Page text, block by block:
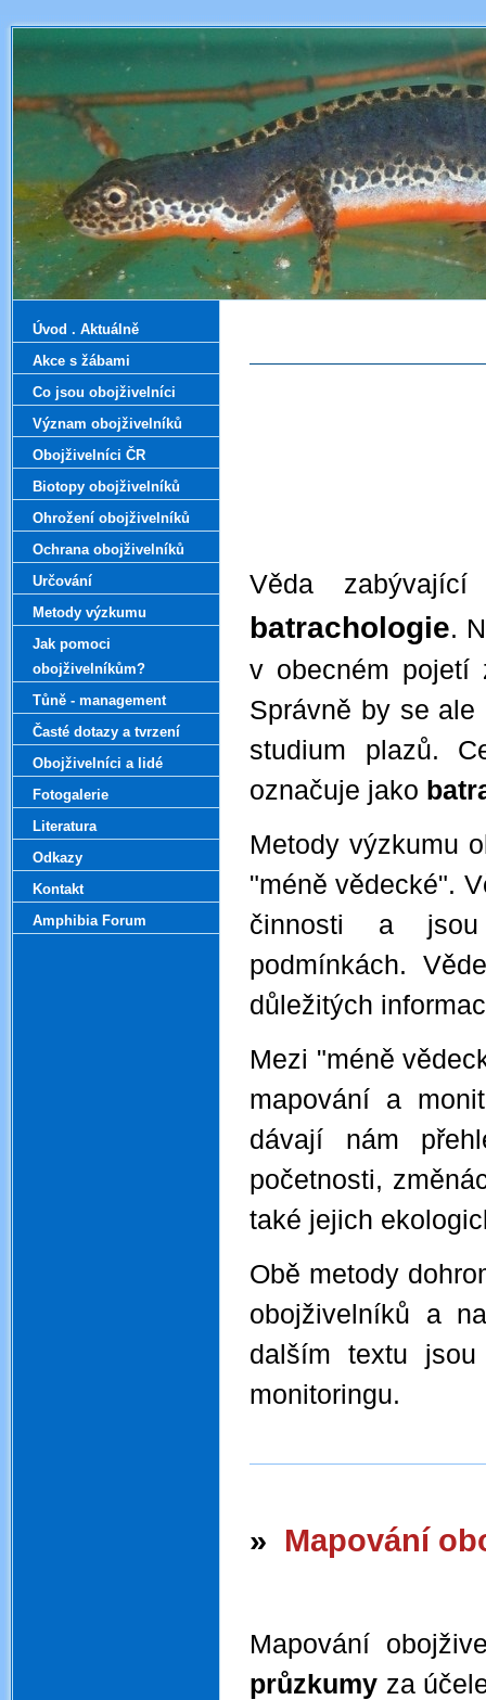
Věda
batrachologie.
v obecném pojetí
Správně by se ale
studium plazů.
označuje jako
Metody výzkumu
"méně vědecké".
činnosti a jsou
podmínkách.
důležitých
Mezi "méně
mapování a
dávají nám
početnosti,
také jejich
Obě metody
obojživelníků a
dalším textu
monitoringu.
» Mapování
Mapování
průzkumy za
Úvod . Aktuálně
Akce s žábami
Co jsou obojživelníci
Význam obojživelníků
Obojživelníci ČR
Biotopy obojživelníků
Ohrožení obojživelníků
Ochrana obojživelníků
Určování
Metody výzkumu
Jak pomoci
obojživelníkům?
Tůně - management
Časté dotazy a tvrzení
Obojživelníci a lidé
Fotogalerie
Literatura
Odkazy
Kontakt
Amphibia Forum